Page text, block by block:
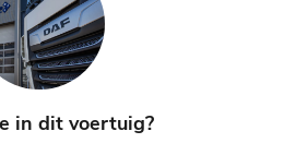
in dit voertuig?